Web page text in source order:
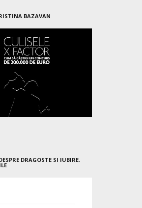
BAZAVAN
DRAGOSTE SI IUBIRE.